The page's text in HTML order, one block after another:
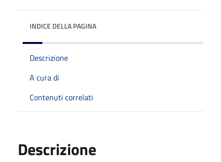
INDICE DELLA PAGINA
Descrizione
A cura di
Contenuti correlati
Descrizione